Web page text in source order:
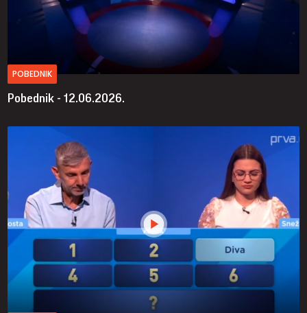
POBEDNIK
Pobednik - 12.06.2026.